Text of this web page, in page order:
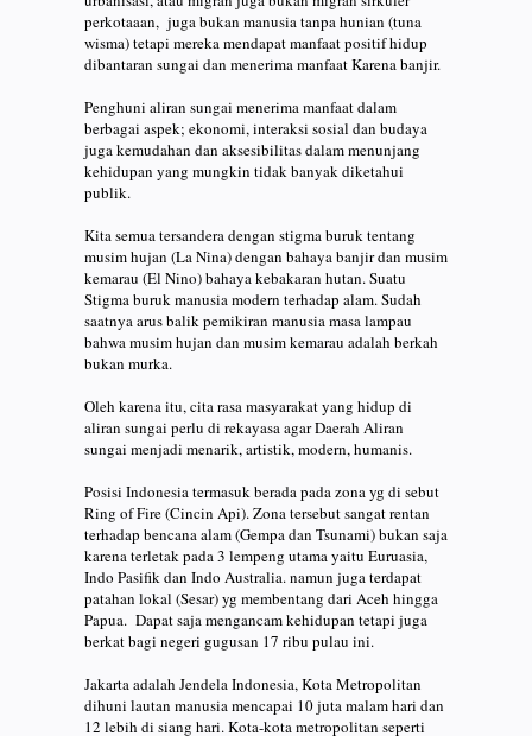
perkotaaan, juga bukan manusia tanpa hunian (tuna
wisma) tetapi mereka mendapat manfaat positif hidup
dibantaran sungai dan menerima manfaat Karena banjir.
Penghuni aliran sungai menerima manfaat dalam
berbagai aspek; ekonomi, interaksi sosial dan budaya
juga kemudahan dan aksesibilitas dalam menunjang
kehidupan yang mungkin tidak banyak diketahui
publik.
Kita semua tersandera dengan stigma buruk tentang
musim hujan (La Nina) dengan bahaya banjir dan musim
kemarau (El Nino) bahaya kebakaran hutan. Suatu
Stigma buruk manusia modern terhadap alam. Sudah
saatnya arus balik pemikiran manusia masa lampau
bahwa musim hujan dan musim kemarau adalah berkah
bukan murka.
Oleh karena itu, cita rasa masyarakat yang hidup di
aliran sungai perlu di rekayasa agar Daerah Aliran
sungai menjadi menarik, artistik, modern, humanis.
Posisi Indonesia termasuk berada pada zona yg di sebut
Ring of Fire (Cincin Api). Zona tersebut sangat rentan
terhadap bencana alam (Gempa dan Tsunami) bukan saja
karena terletak pada 3 lempeng utama yaitu Euruasia,
Indo Pasifik dan Indo Australia. namun juga terdapat
patahan lokal (Sesar) yg membentang dari Aceh hingga
Papua. Dapat saja mengancam kehidupan tetapi juga
berkat bagi negeri gugusan 17 ribu pulau ini.
Jakarta adalah Jendela Indonesia, Kota Metropolitan
dihuni lautan manusia mencapai 10 juta malam hari dan
12 lebih di siang hari. Kota-kota metropolitan seperti